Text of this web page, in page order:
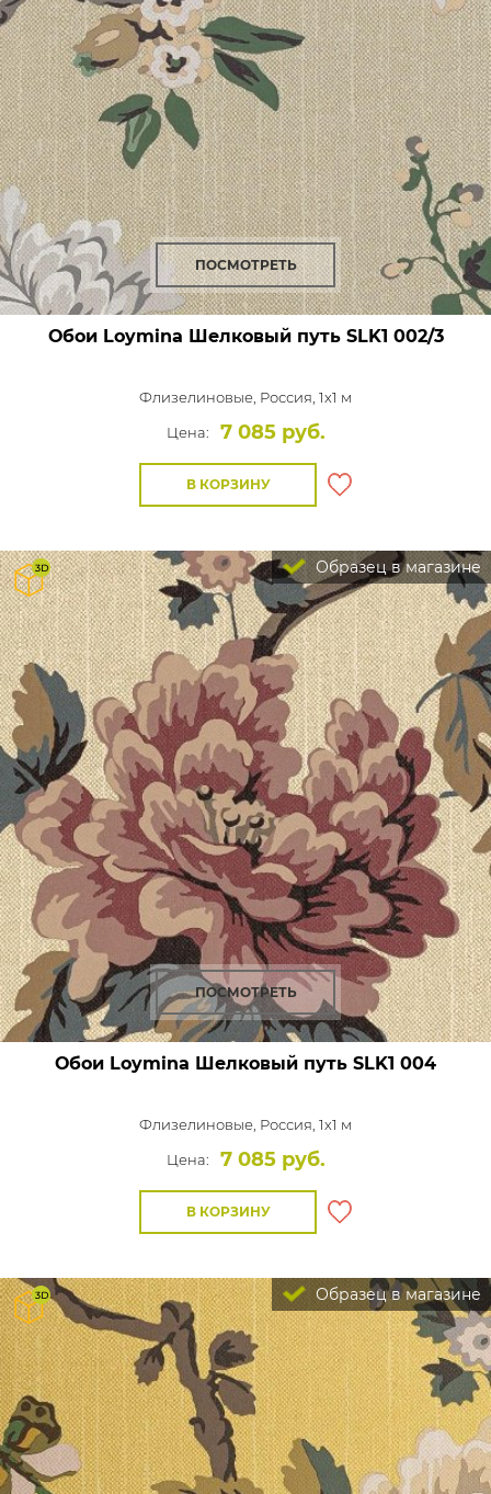
ПОСМОТРЕТЬ
Обои Loymina Шелковый путьSLK1 002/3
Флизелиновые, Россия, 1x1 м
Цена:
7 085 руб.
В КОРЗИНУ
Образец в магазине
ПОСМОТРЕТЬ
Обои Loymina Шелковый путь SLK1 004
Флизелиновые, Россия, 1x1 м
Цена:
7 085 руб.
В КОРЗИНУ
Образец в магазине